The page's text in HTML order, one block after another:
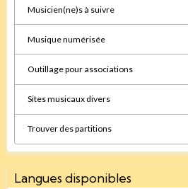
Musicien(ne)s à suivre
Musique numérisée
Outillage pour associations
Sites musicaux divers
Trouver des partitions
Langues disponibles